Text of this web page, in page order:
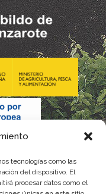
tecnologías como las
del dispositivo. El
procesar datos como el